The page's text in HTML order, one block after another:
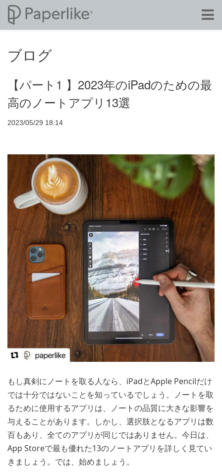
ブログ
【パート1 】2023年のiPadのための最
高のノートアプリ13選
2023/05/29 18:14
もし真剣にノートを取る人なら、 iPadとApple Pencilだけ
では十分ではないことを知っているでしょう。ノートを取
るために使用するアプリは、ノートの品質に大きな影響を
与えることがあります。しかし、選択肢となるアプリは数
百もあり、全てのアプリが同じではありません。今日は、
App Storeで最も優れた13のノートアプリを詳しく見てい
きましょう。では、始めましょう。